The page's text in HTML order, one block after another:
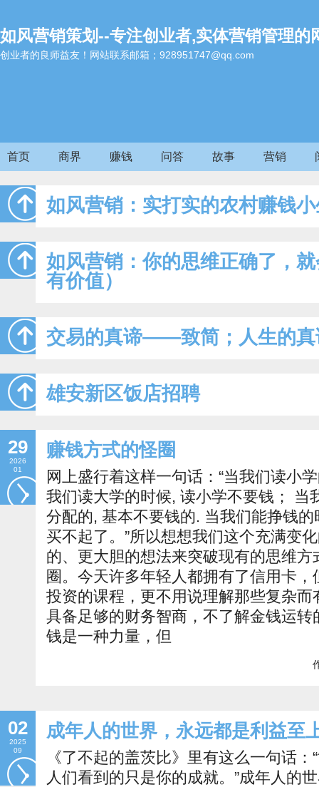
如风营销策划--专注创业者,实体营销管理的
创业者的良师益友！网站联系邮箱；928951747@qq.com
首页 商界 赚钱 问答 故事 营销
如风营销：实打实的农村赚钱
如风营销：你的思维正确了，
有价值）
交易的真谛——致简；人生的
雄安新区饭店招聘
29
2026
01
赚钱方式的怪圈
网上盛行着这样一句话：“当我们读小
我们读大学的时候, 读小学不要钱； 当
分配的, 基本不要钱的. 当我们能挣钱
买不起了。”所以想想我们这个充满变
的、更大胆的想法来突破现有的思维方
圈。今天许多年轻人都拥有了信用卡
投资的课程，更不用说理解那些复杂
具备足够的财务智商，不了解金钱运
钱是一种力量，但
02
2025
09
成年人的世界，永远都是利益至
《了不起的盖茨比》里有这么一句话
人们看到的只是你的成就。”成年人的